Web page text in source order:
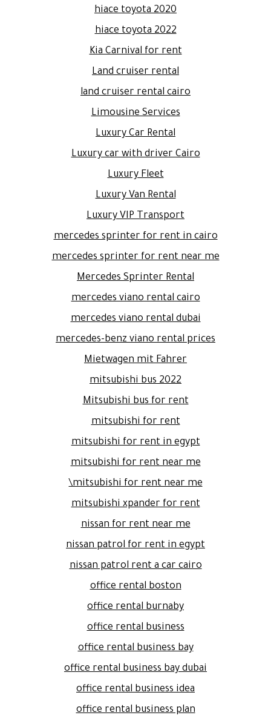
hiace toyota 2020
hiace toyota 2022
Kia Carnival for rent
Land cruiser rental
land cruiser rental cairo
Limousine Services
Luxury Car Rental
Luxury car with driver Cairo
Luxury Fleet
Luxury Van Rental
Luxury VIP Transport
mercedes sprinter for rent in cairo
mercedes sprinter for rent near me
Mercedes Sprinter Rental
mercedes viano rental cairo
mercedes viano rental dubai
mercedes-benz viano rental prices
Mietwagen mit Fahrer
mitsubishi bus 2022
Mitsubishi bus for rent
mitsubishi for rent
mitsubishi for rent in egypt
mitsubishi for rent near me
mitsubishi for rent near me\
mitsubishi xpander for rent
nissan for rent near me
nissan patrol for rent in egypt
nissan patrol rent a car cairo
office rental boston
office rental burnaby
office rental business
office rental business bay
office rental business bay dubai
office rental business idea
office rental business plan